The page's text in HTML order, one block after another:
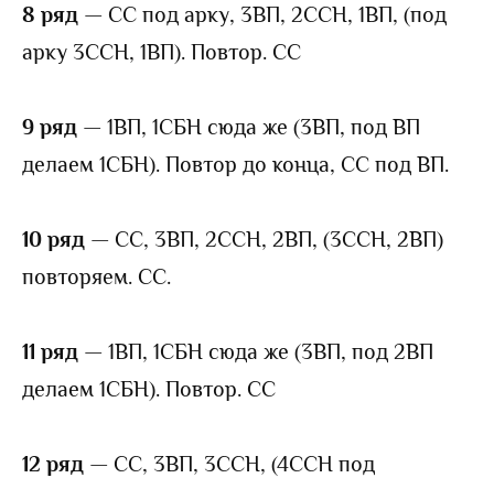
8 ряд — СС под арку, 3ВП, 2ССН, 1ВП, (под
арку 3ССН, 1ВП). Повтор. СС
9 ряд — 1ВП, 1СБН сюда же (3ВП, под ВП
делаем 1СБН). Повтор до конца, СС под ВП.
10 ряд — СС, 3ВП, 2ССН, 2ВП, (3ССН, 2ВП)
повторяем. СС.
11 ряд — 1ВП, 1СБН сюда же (3ВП, под 2ВП
делаем 1СБН). Повтор. СС
12 ряд — СС, 3ВП, 3ССН, (4ССН под